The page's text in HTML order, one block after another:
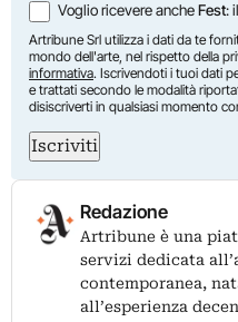
Voglio ricevere ancheFest:
Artribune Srl utilizza i dati da te
mondo dell'arte, nel rispetto della
informativa. Iscrivendoti i tuoi dati
e trattati secondo le modalità
disiscriverti in qualsiasi momento
Iscriviti
Redazione
Artribune è una
servizi dedicata
contemporanea,
all’esperienza